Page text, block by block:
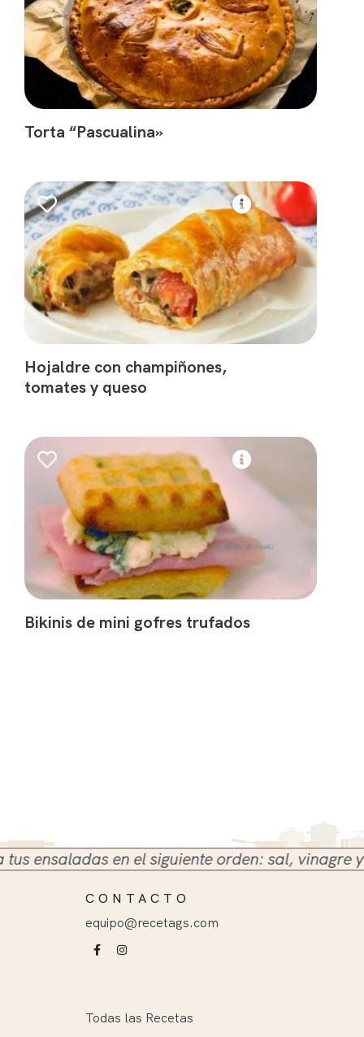
Torta “Pascualina»
Hojaldre con champiñones,
tomates y queso
Bikinis de mini gofres trufados
en el siguiente orden: sal, vinagre y
CONTACTO
equipo@recetags.com
Todas las Recetas